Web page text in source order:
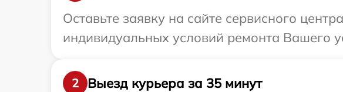
Оставьте заявку на сайте сервисного
индивидуальных условий ремонта Вашего
2
Выезд курьера за 35 минут